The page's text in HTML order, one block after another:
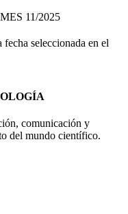
11/2025
seleccionada en el
comunicación y
del mundo científico.